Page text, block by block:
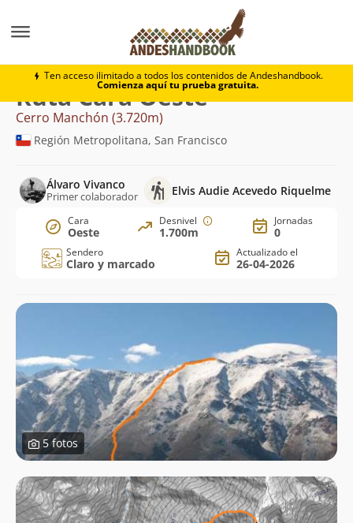
Ten acceso ilimitado a todos los contenidos de Andeshandbook.
Comienza aquí tu prueba gratuita.
Cerro Manchón Cara Oeste
Ruta Cara Oeste
Cerro Manchón (3.720m)
Región Metropolitana, San Francisco
Álvaro Vivanco
Primer colaborador Elvis Audie Acevedo Riquelme
Cara
Oeste
Desnivel
1.700m
Jornadas
0
Sendero
Claro y marcado
Actualizado el
26-04-2026
5 fotos